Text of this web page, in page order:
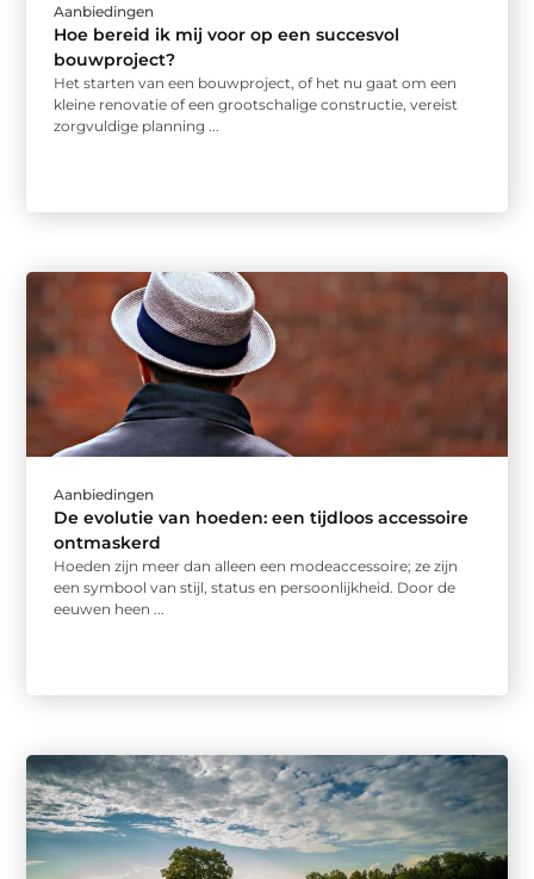
Aanbiedingen
Hoe bereid ik mij voor op een succesvol
bouwproject?
Het starten van een bouwproject, of het nu gaat om een
kleine renovatie of een grootschalige constructie, vereist
zorgvuldige planning ...
Aanbiedingen
De evolutie van hoeden: een tijdloos accessoire
ontmaskerd
Hoeden zijn meer dan alleen een modeaccessoire; ze zijn
een symbool van stijl, status en persoonlijkheid. Door de
eeuwen heen ...